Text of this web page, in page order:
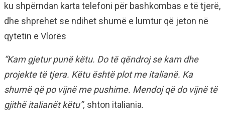
ku shpërndan karta telefoni për bashkombas e të tjerë,
dhe shprehet se ndihet shumë e lumtur që jeton në
qytetin e Vlorës
“Kam gjetur punë këtu. Do të qëndroj se kam dhe
projekte të tjera. Këtu është plot me italianë. Ka
shumë që po vijnë me pushime. Mendoj që do vijnë të
gjithë italianët këtu”, shton italiania.